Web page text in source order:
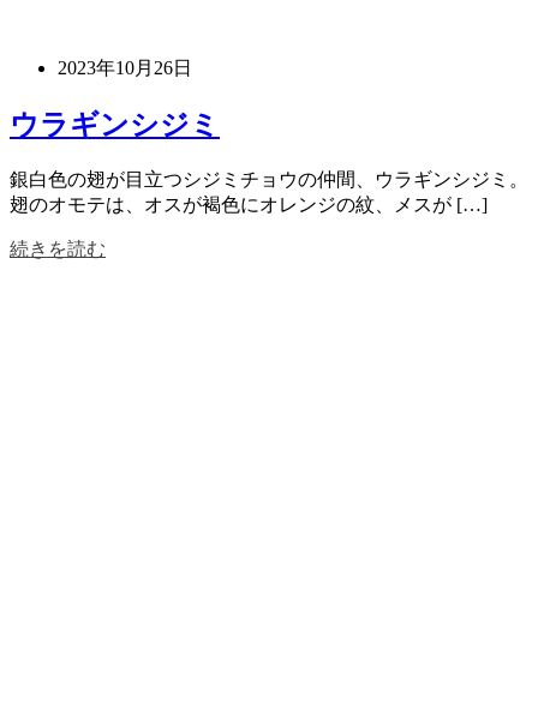
2023年10月26日
ウラギンシジミ
銀白色の翅が目立つシジミチョウの仲間、ウラギンシジミ。
翅のオモテは、オスが褐色にオレンジの紋、メスが […]
続きを読む